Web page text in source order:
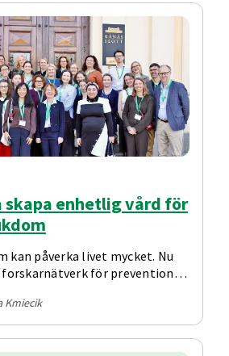
skapa enhetlig vård för
kan påverka livet mycket. Nu
för prevention,
Kmiecik